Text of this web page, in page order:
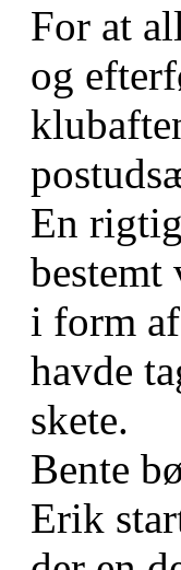
For at
og
En
i form
havde
skete.
Bente
Erik